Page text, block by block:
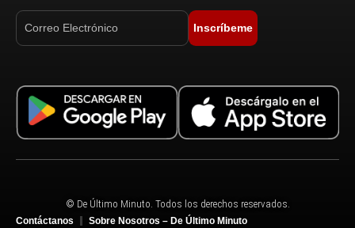
Inscríbeme
© De Último Minuto. Todos los derechos reservados.
Contáctanos
Sobre Nosotros – De Último Minuto